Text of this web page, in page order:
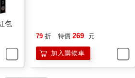
包
79 折 特價 269 元
加入購物車